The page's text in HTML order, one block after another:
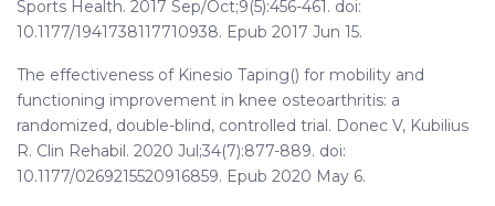
Sports Health. 2017 Sep/Oct;9(5):456-461. doi:
10.1177/1941738117710938. Epub 2017 Jun 15.
The effectiveness of Kinesio Taping() for mobility and
functioning improvement in knee osteoarthritis: a
randomized, double-blind, controlled trial. Donec V, Kubilius
R. Clin Rehabil. 2020 Jul;34(7):877-889. doi:
10.1177/0269215520916859. Epub 2020 May 6.